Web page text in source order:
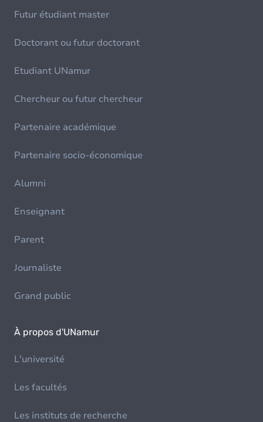
Futur étudiant master
Doctorant ou futur doctorant
Etudiant UNamur
Chercheur ou futur chercheur
Partenaire académique
Partenaire socio-économique
Alumni
Enseignant
Parent
Journaliste
Grand public
À propos d'UNamur
L'université
Les facultés
Les instituts de recherche